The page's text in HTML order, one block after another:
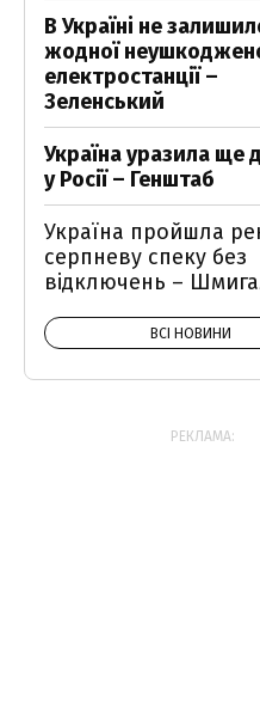
В Україні не
жодної
електростанції –
Зеленський
Україна уразила ще
у Росії – Генштаб
Україна пройшла
серпневу спеку без
відключень –
ВСІ НОВИНИ
РЕКЛАМА: